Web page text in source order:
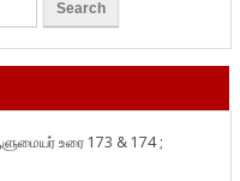
உரை 173 & 174 ;